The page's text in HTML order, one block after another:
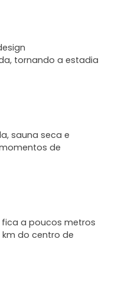
tornando a estadia
sauna seca e
de
fica a poucos metros
do centro de